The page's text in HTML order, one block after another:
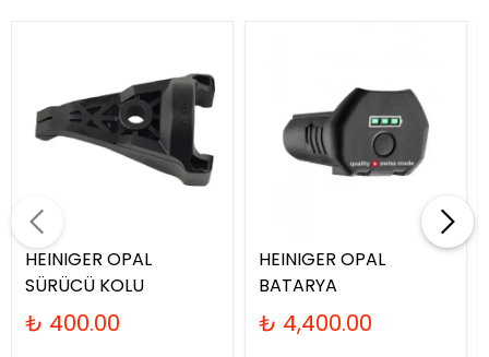
HEINIGER OPAL
SÜRÜCÜ KOLU
₺ 400.00
HEINIGER OPAL
BATARYA
₺ 4,400.00